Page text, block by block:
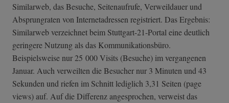
Similarweb, das Besuche, Seitenaufrufe, Verweildauer und
Absprungraten von Internetadressen registriert. Das Ergebnis:
Similarweb verzeichnet beim Stuttgart-21-Portal eine deutlich
geringere Nutzung als das Kommunikationsbüro.
Beispielsweise nur 25 000 Visits (Besuche) im vergangenen
Januar. Auch verweilten die Besucher nur 3 Minuten und 43
Sekunden und riefen im Schnitt lediglich 3,31 Seiten (page
views) auf. Auf die Differenz angesprochen, verweist das